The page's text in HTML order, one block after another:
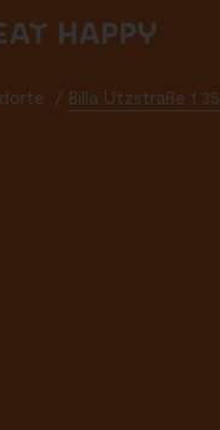
/ Billa Utzstraße 1